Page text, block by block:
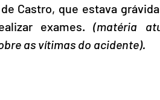
Castro, que estava
exames. (matéria
as vítimas do acidente).